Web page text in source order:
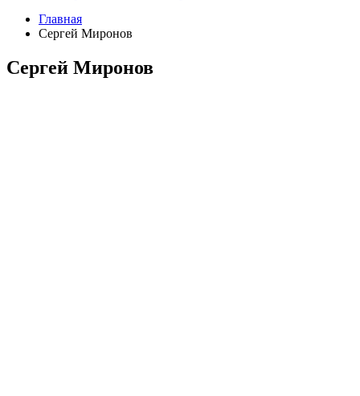
Главная
Сергей Миронов
Сергей Миронов